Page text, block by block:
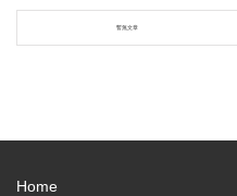
暫無文章
Home